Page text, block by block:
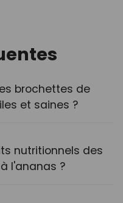
brochettes de
et saines ?
nutritionnels des
l'ananas ?